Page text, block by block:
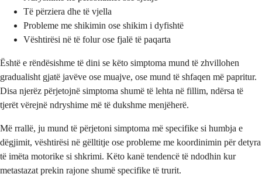
Të përziera dhe të vjella
Probleme me shikimin ose shikim i dyfishtë
Vështirësi në të folur ose fjalë të paqarta
Është e rëndësishme të dini se këto simptoma mund të zhvillohen
gradualisht gjatë javëve ose muajve, ose mund të shfaqen më papritur.
Disa njerëz përjetojnë simptoma shumë të lehta në fillim, ndërsa të
tjerët vërejnë ndryshime më të dukshme menjëherë.
Më rrallë, ju mund të përjetoni simptoma më specifike si humbja e
dëgjimit, vështirësi në gëlltitje ose probleme me koordinimin për detyra
të imëta motorike si shkrimi. Këto kanë tendencë të ndodhin kur
metastazat prekin rajone shumë specifike të trurit.